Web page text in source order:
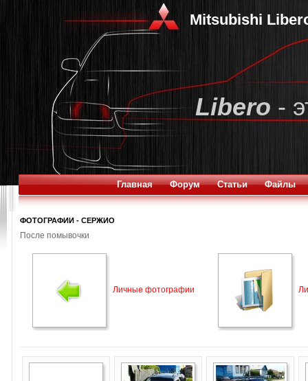
Mitsubishi
Libero -
Главная Форум Статьи Файлы
ФОТОГРАФИИ - СЕРЖИО
После помывочки
Личные фотографии